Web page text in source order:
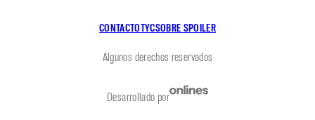
CONTACTOTYCSOBRE SPOILER
Algunos derechos reservados
Desarrollado por